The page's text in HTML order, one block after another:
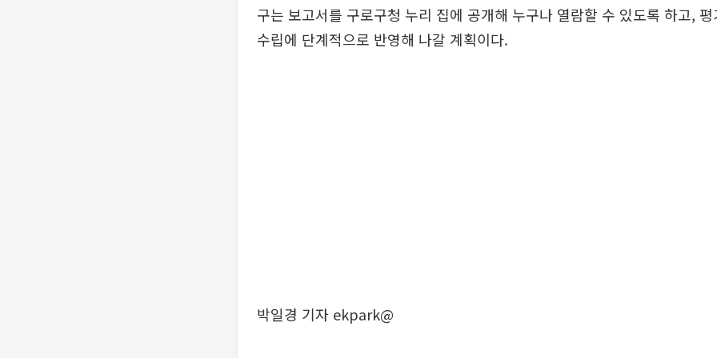
구는 보고서를 구로구청 누리 집에 공개해 누구나 열람할 수 있도록 하고,
수립에 단계적으로 반영해 나갈 계획이다.
박일경 기자 ekpark@